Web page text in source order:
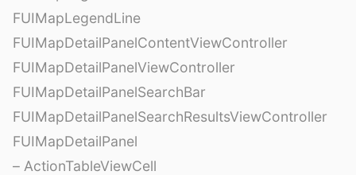
FUIMapLegendLine
FUIMapDetailPanelContentViewController
FUIMapDetailPanelViewController
FUIMapDetailPanelSearchBar
FUIMapDetailPanelSearchResultsViewController
FUIMapDetailPanel
– ActionTableViewCell